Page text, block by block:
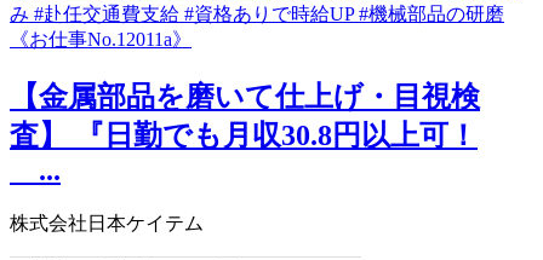
【金属部品を磨いて仕上げ・目視検
査】 『日勤でも月収30.8円以上可！
...
株式会社日本ケイテム